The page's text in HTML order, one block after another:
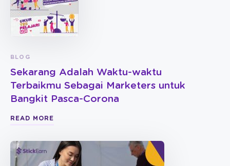
BLOG
Sekarang Adalah Waktu-waktu
Terbaikmu Sebagai Marketers untuk
Bangkit Pasca-Corona
READ MORE